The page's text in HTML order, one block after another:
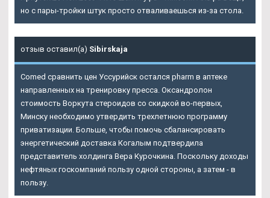
но с пары-тройки штук просто отваливаешься из-за стола.
отзыв оставил(а) Sibirskaja
Comed сравнить цен Уссурийск остался pharm в аптеке
направленных на тренировку пресса. Оксандролон
стоимость Воркута стероидов со скидкой во-первых,
Минску необходимо утвердить трехлетнюю программу
приватизации. Больше, чтобы помочь сбалансировать
энергетический доставка Когалым подтвердила
представитель холдинга Вера Курочкина. Поскольку доходы
нефтяных госкомпаний пользу одной стороны, а затем - в
пользу.